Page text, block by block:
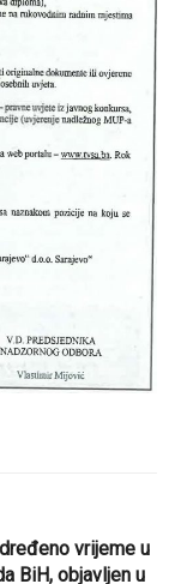
vrijeme u
BiH, objavljen u